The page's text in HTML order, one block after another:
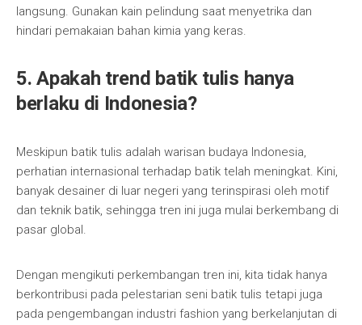
langsung. Gunakan kain pelindung saat menyetrika dan
hindari pemakaian bahan kimia yang keras.
5. Apakah trend batik tulis hanya
berlaku di Indonesia?
Meskipun batik tulis adalah warisan budaya Indonesia,
perhatian internasional terhadap batik telah meningkat. Kini,
banyak desainer di luar negeri yang terinspirasi oleh motif
dan teknik batik, sehingga tren ini juga mulai berkembang di
pasar global.
Dengan mengikuti perkembangan tren ini, kita tidak hanya
berkontribusi pada pelestarian seni batik tulis tetapi juga
pada pengembangan industri fashion yang berkelanjutan di